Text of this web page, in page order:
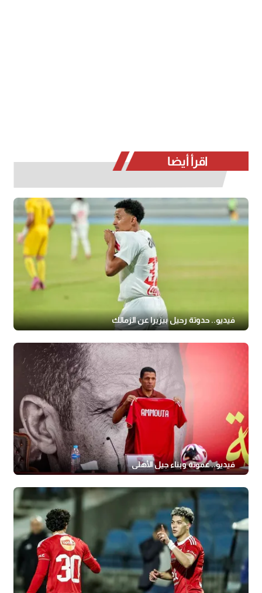
اقرأ أيضا
فيديو.. حدوتة رحيل بيزيرا عن الزمالك
فيديو.. عموتة وبناء جيل الأهلي